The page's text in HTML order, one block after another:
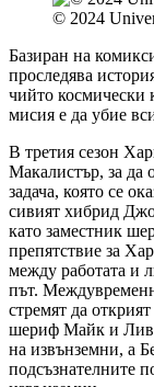
© 2024
Базиран на
проследява
чийто космически
мисия е да убие
В третия сезон
Макалистър, за да
задача, която се
сивият хибрид
като заместник
препятствие за
между работата и
път.
стремят да
шериф Майк и Лив
на извънземни, а
подсъзнателните